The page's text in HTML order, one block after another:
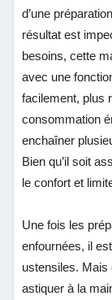
d’une
résultat est
besoins, cette
avec une
facilement, plus
consommation
enchaîner
Bien qu’il soit
le confort et
Une fois les
enfournées, il
ustensiles. Mais
astiquer à la